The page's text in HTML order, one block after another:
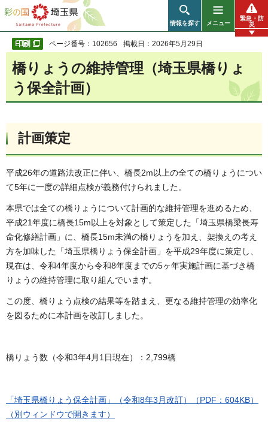
彩の国 埼玉県
情報を探す メニュー
緊急・防
災
ページ番号：102656 掲載日：2026年5月29日
橋りょうの維持管理（埼玉県橋りょ
う保全計画）
計画策定
平成26年の道路法改正に伴い、橋長2m以上の全ての橋りょうについ
て5年に一度の詳細点検が義務付けられました。
本県では全ての橋りょうについて計画的な維持管理を進めるため、
平成21年度に橋長15m以上を対象として策定した「埼玉県橋梁長寿
命化修繕計画」に、橋長15m未満の橋りょうを加え、架換えの考え
方を加味した「埼玉県橋りょう保全計画」を平成29年度に策定し、
現在は、令和4年度から令和8年度までの5ヶ年実施計画に基づき橋
りょうの維持管理に取り組んでいます。
この度、橋りょう点検の結果等を踏まえ、更なる維持管理の効率化
を図るために本計画を改訂しました。
橋りょう数（令和3年4月1日現在）：2,799橋
「埼玉県橋りょう保全計画」（令和8年3月改訂）（PDF：604KB）
（別ウィンドウで開きます）